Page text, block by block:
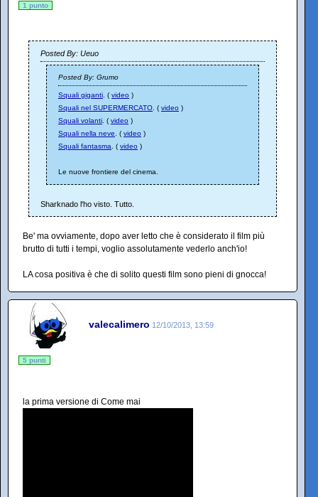
1 punto
Posted By: Ueuo
Posted By: Grumo
Squali giganti . ( video )
Squali nel SUPERMERCATO . ( video )
Squali volanti . ( video )
Squali nella neve . ( video )
Squali fantasma . ( video )
Le nuove frontiere del cinema.
Sharknado l'ho visto. Tutto.
Be' ma ovviamente, dopo aver letto che è considerato il film più
brutto di tutti i tempi, voglio assolutamente vederlo anch'io!
LA cosa positiva è che di solito questi film sono pieni di gnocca!
valecalimero 12/10/2013, 13:59
5 punti
la prima versione di Come mai